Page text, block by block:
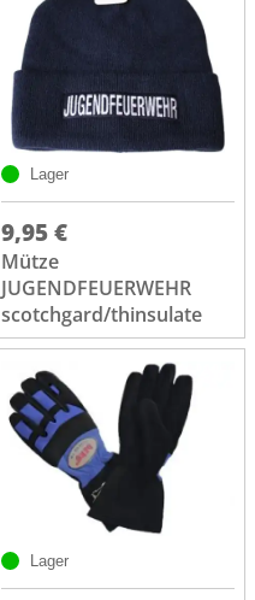
Lager
9,95 €
Mütze
JUGENDFEUERWEHR
scotchgard/thinsulate
Lager